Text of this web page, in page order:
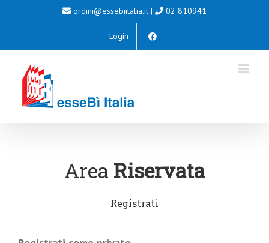
ordini@essebiitalia.it | 02 810941
Login
Area Riservata
Registrati